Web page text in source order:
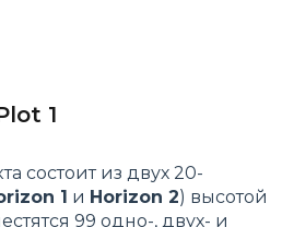
1
состоит из двух 20-
1 и Horizon 2) высотой
99 одно-, двух- и